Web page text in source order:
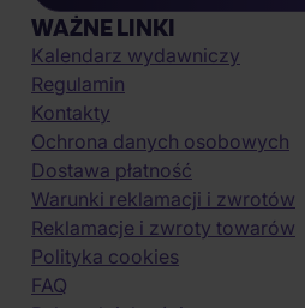
WAŻNE LINKI
Kalendarz wydawniczy
Regulamin
Kontakty
Ochrona danych osobowych
Dostawa płatność
Warunki reklamacji i zwrotów
Reklamacje i zwroty towarów
Polityka cookies
FAQ